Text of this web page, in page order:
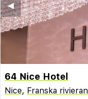
◀︎
64 Nice Hotel
Nice, Franska rivieran